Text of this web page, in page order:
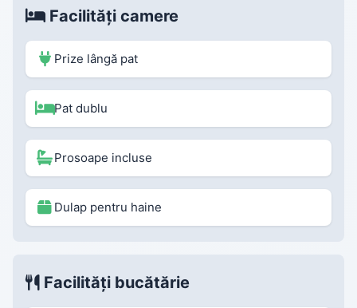
Facilități camere
Prize lângă pat
Pat dublu
Prosoape incluse
Dulap pentru haine
Facilități bucătărie